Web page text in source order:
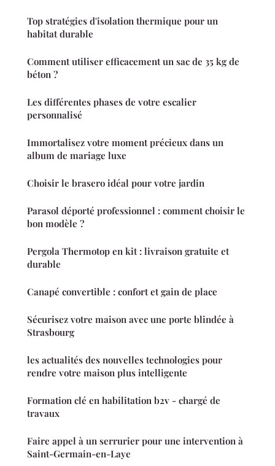
Top stratégies d'isolation thermique pour un
habitat durable
Comment utiliser efficacement un sac de 35 kg de
béton ?
Les différentes phases de votre escalier
personnalisé
Immortalisez votre moment précieux dans un
album de mariage luxe
Choisir le brasero idéal pour votre jardin
Parasol déporté professionnel : comment choisir le
bon modèle ?
Pergola Thermotop en kit : livraison gratuite et
durable
Canapé convertible : confort et gain de place
Sécurisez votre maison avec une porte blindée à
Strasbourg
les actualités des nouvelles technologies pour
rendre votre maison plus intelligente
Formation clé en habilitation b2v - chargé de
travaux
Faire appel à un serrurier pour une intervention à
Saint-Germain-en-Laye